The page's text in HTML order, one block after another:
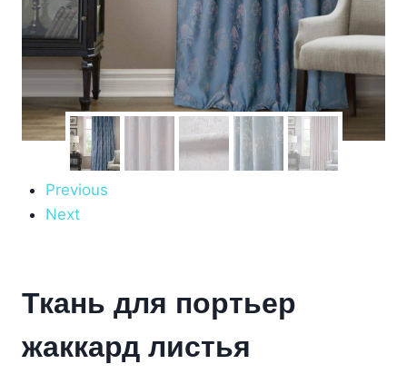
Previous
Next
Ткань для портьер
жаккард листья